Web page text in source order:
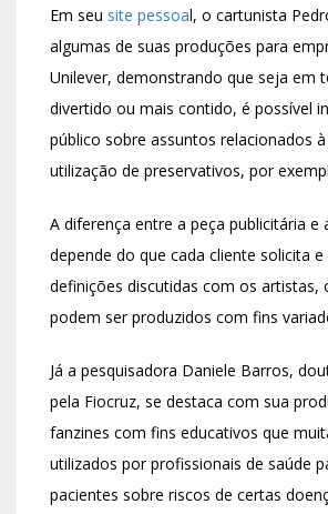
Em seu site pessoal, o cartunista
algumas de suas produções para
Unilever, demonstrando que seja em
divertido ou mais contido, é possível
público sobre assuntos relacionados
utilização de preservativos, por
A diferença entre a peça publicitária e
depende do que cada cliente solicita
definições discutidas com os artistas,
podem ser produzidos com fins
Já a pesquisadora Daniele Barros,
pela Fiocruz, se destaca com sua
fanzines com fins educativos que
utilizados por profissionais de saúde
pacientes sobre riscos de certas